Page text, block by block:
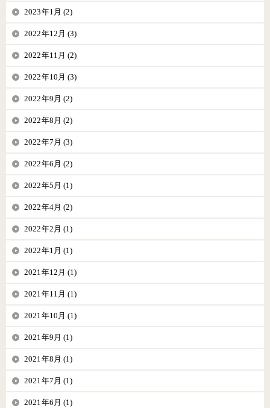
2023年1月 (2)
2022年12月 (3)
2022年11月 (2)
2022年10月 (3)
2022年9月 (2)
2022年8月 (2)
2022年7月 (3)
2022年6月 (2)
2022年5月 (1)
2022年4月 (2)
2022年2月 (1)
2022年1月 (1)
2021年12月 (1)
2021年11月 (1)
2021年10月 (1)
2021年9月 (1)
2021年8月 (1)
2021年7月 (1)
2021年6月 (1)